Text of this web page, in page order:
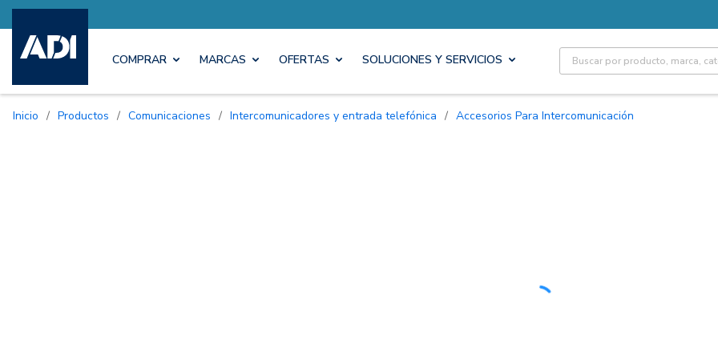
COMPRAR MARCAS OFERTAS SOLUCIONES Y SERVICIOS Site Search
Inicio / Productos / Comunicaciones / Intercomunicadores y entrada telefónica / Accesorios Para Intercomunicación